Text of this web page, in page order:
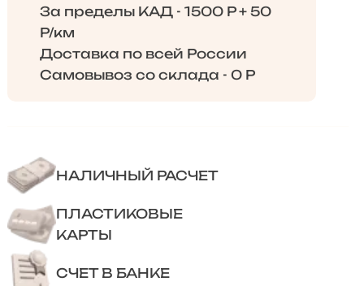
За пределы КАД - 1500 Р + 50
Р/км
Доставка по всей России
Самовывоз со склада - 0 Р
НАЛИЧНЫЙ РАСЧЕТ
ПЛАСТИКОВЫЕ
КАРТЫ
СЧЕТ В БАНКЕ